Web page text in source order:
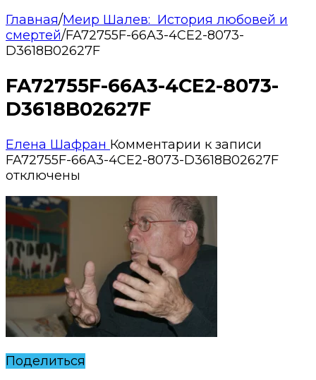
Главная/Меир Шалев: История любовей и
смертей/FA72755F-66A3-4CE2-8073-
D3618B02627F
FA72755F-66A3-4CE2-8073-
D3618B02627F
Елена Шафран Комментарии к записи
FA72755F-66A3-4CE2-8073-D3618B02627F
отключены
Поделиться